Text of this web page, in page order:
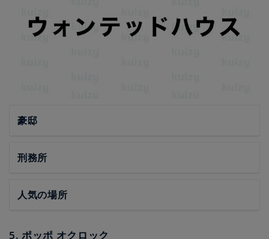
豪邸
刑務所
人気の場所
5. ポッポ オクロック